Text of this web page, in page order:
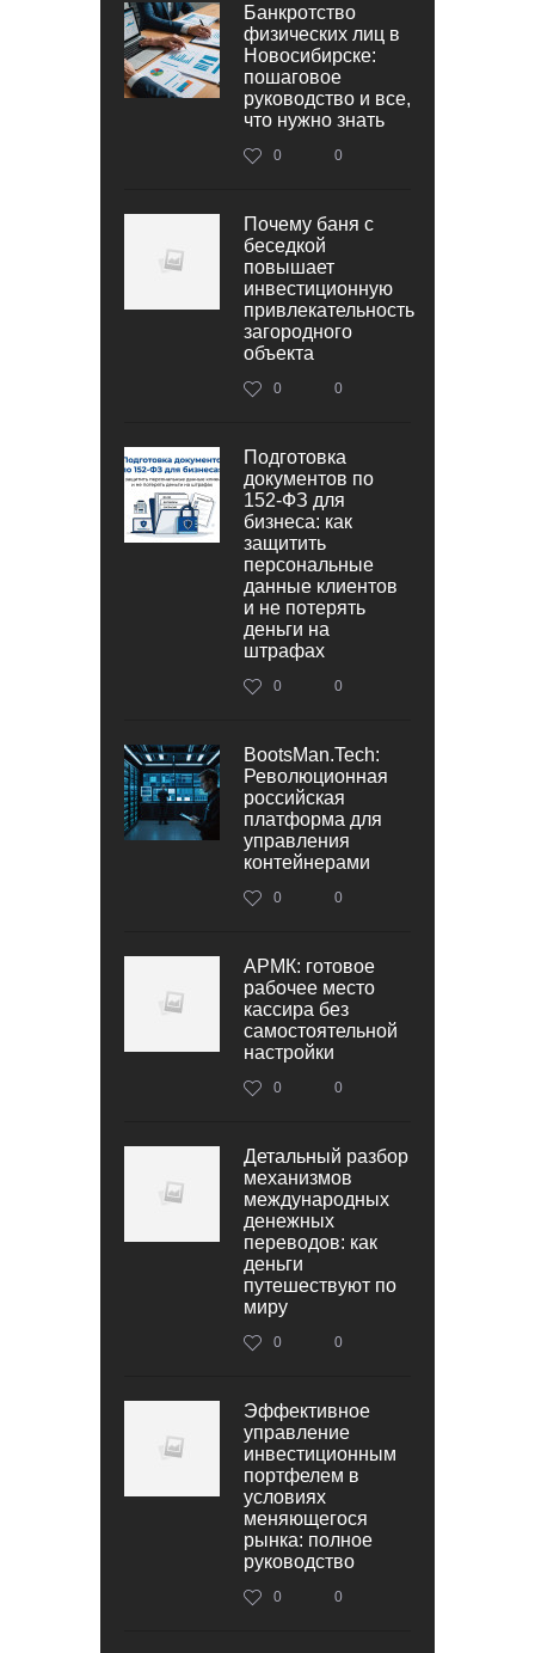
Банкротство
физических лиц в
Новосибирске:
пошаговое
руководство и все,
что нужно знать
0 0
Почему баня с
беседкой
повышает
инвестиционную
привлекательность
загородного
объекта
0 0
Подготовка
документов по
152‑ФЗ для
бизнеса: как
защитить
персональные
данные клиентов
и не потерять
деньги на
штрафах
0 0
BootsMan.Tech:
Революционная
российская
платформа для
управления
контейнерами
0 0
АРМК: готовое
рабочее место
кассира без
самостоятельной
настройки
0 0
Детальный разбор
механизмов
международных
денежных
переводов: как
деньги
путешествуют по
миру
0 0
Эффективное
управление
инвестиционным
портфелем в
условиях
меняющегося
рынка: полное
руководство
0 0